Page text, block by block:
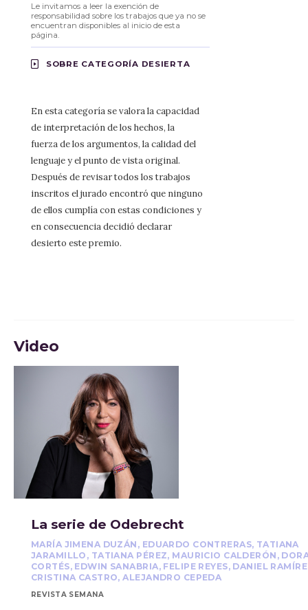
Le invitamos a leer la exención de
responsabilidad sobre los trabajos que ya no se
encuentran disponibles al inicio de esta
página.
SOBRE CATEGORÍA DESIERTA
En esta categoría se valora la capacidad
de interpretación de los hechos, la
fuerza de los argumentos, la calidad del
lenguaje y el punto de vista original.
Después de revisar todos los trabajos
inscritos el jurado encontró que ninguno
de ellos cumplía con estas condiciones y
en consecuencia decidió declarar
desierto este premio.
Video
La serie de Odebrecht
MARÍA JIMENA DUZÁN, EDUARDO CONTRERAS, TATIANA
JARAMILLO, TATIANA PÉREZ, MAURICIO CALDERÓN,
CORTÉS, EDWIN SANABRIA, FELIPE REYES, DANIEL
CRISTINA CASTRO, ALEJANDRO CEPEDA
REVISTA SEMANA